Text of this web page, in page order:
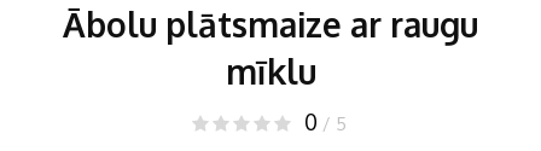
Ābolu plātsmaize ar raugu
mīklu
0 / 5